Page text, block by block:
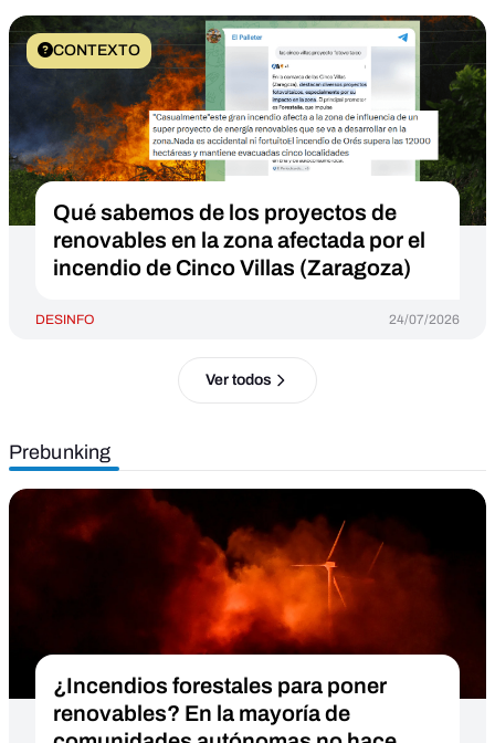
CONTEXTO
Qué sabemos de los proyectos de
renovables en la zona afectada por el
incendio de Cinco Villas (Zaragoza)
DESINFO 24/07/2026
Ver todos
Prebunking
¿Incendios forestales para poner
renovables? En la mayoría de